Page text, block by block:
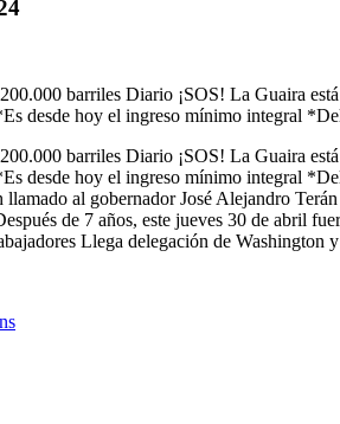
barriles Diario ¡SOS! La Guaira
desde hoy el ingreso mínimo integral
barriles Diario ¡SOS! La Guaira
desde hoy el ingreso mínimo integral
al gobernador José Alejandro
de 7 años, este jueves 30 de abril
Llega delegación de Washington